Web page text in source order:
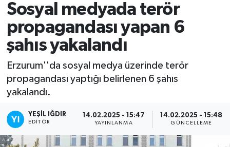
Sosyal medyada terör
propagandası yapan 6
şahıs yakalandı
Erzurum''da sosyal medya üzerinde terör
propagandası yaptığı belirlenen 6 şahıs
yakalandı.
YEŞIL IĞDIR
EDITÖR
14.02.2025 - 15:47
YAYINLANMA
14.02.2025 - 15:48
GÜNCELLEME
Son Dakika Haberleri
Haber Arşivi